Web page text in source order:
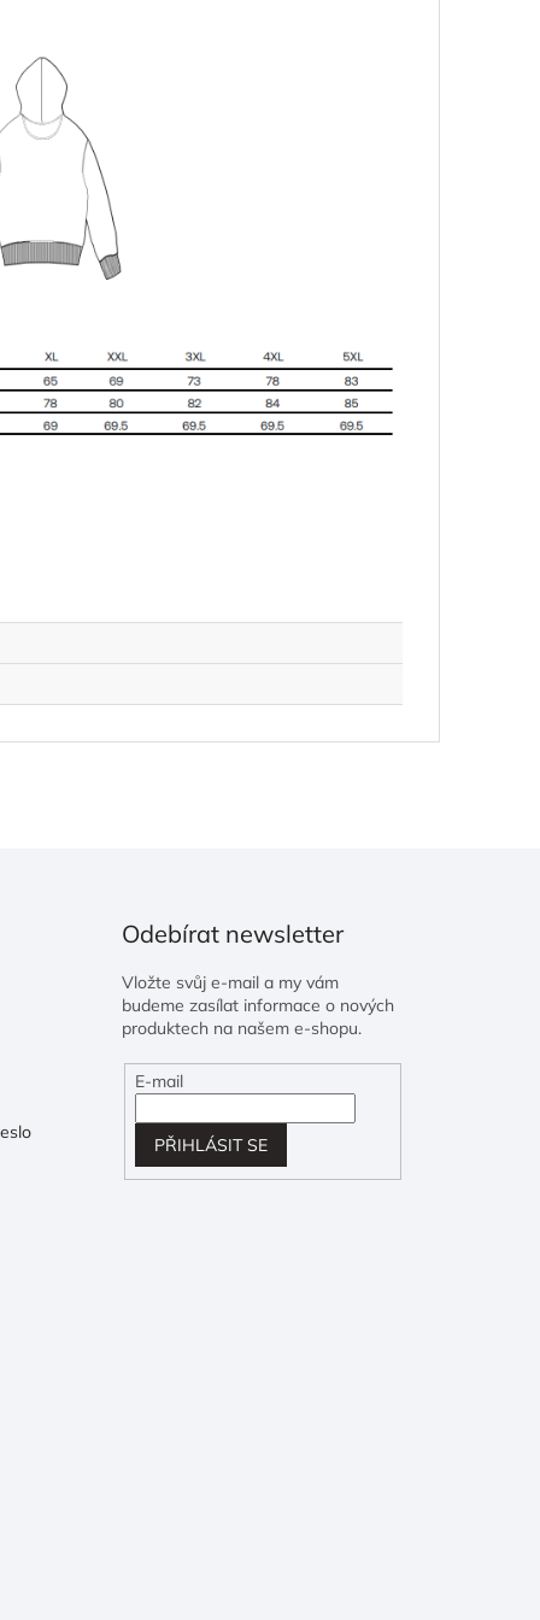
Odebírat newsletter
Vložte svůj e-mail a my vám
budeme zasílat informace o nových
produktech na našem e-shopu.
E-mail
PŘIHLÁSIT SE